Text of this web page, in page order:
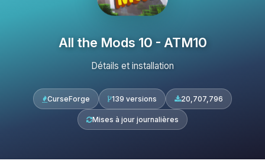
All the Mods 10 - ATM10
Détails et installation
CurseForge 139 versions 20,707,796
Mises à jour journalières